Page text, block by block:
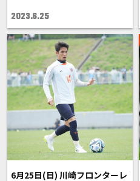
2023.6.25
6月25日(日) 川崎フロンターレ